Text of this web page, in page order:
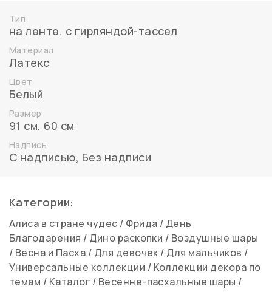
Тип
на ленте, с гирляндой-тассел
Материал
Латекс
Цвет
Белый
Размер
91 см, 60 см
Надпись
С надписью, Без надписи
Категории:
Алиса в стране чудес / Фрида / День
Благодарения / Дино раскопки / Воздушные шары
/ Весна и Пасха / Для девочек / Для мальчиков /
Универсальные коллекции / Коллекции декора по
темам / Каталог / Весенне-пасхальные шары /